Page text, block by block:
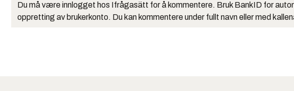
Du må være innlogget hos Ifrågasätt for å kommentere. Bruk BankID for
oppretting av brukerkonto. Du kan kommentere under fullt navn eller med